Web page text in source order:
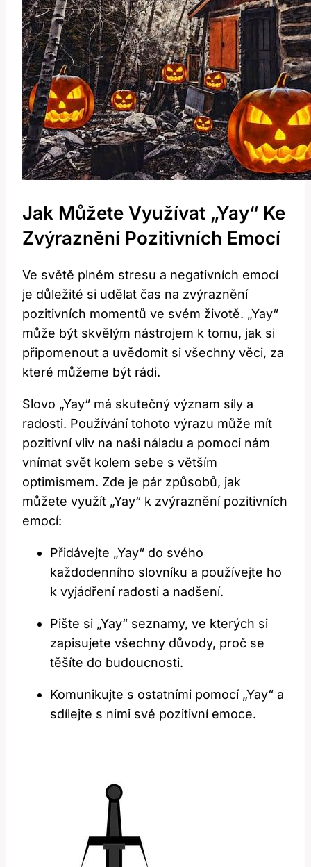
Jak Můžete Využívat „Yay“ Ke
Zvýraznění Pozitivních Emocí
Ve světě plném stresu a negativních emocí
je důležité si udělat čas na zvýraznění
pozitivních momentů ve svém životě. „Yay“
může být skvělým nástrojem k tomu, jak si
připomenout a uvědomit si všechny věci, za
které můžeme být rádi.
Slovo „Yay“ má skutečný význam síly a
radosti. Používání tohoto výrazu může mít
pozitivní vliv na naši náladu a pomoci nám
vnímat svět kolem sebe s větším
optimismem. Zde je pár způsobů, jak
můžete využít „Yay“ k zvýraznění pozitivních
emocí:
Přidávejte „Yay“ do svého
každodenního slovníku a používejte ho
k vyjádření radosti a nadšení.
Pište si „Yay“ seznamy, ve kterých si
zapisujete všechny důvody, proč se
těšíte do budoucnosti.
Komunikujte s ostatními pomocí „Yay“ a
sdílejte s nimi své pozitivní emoce.